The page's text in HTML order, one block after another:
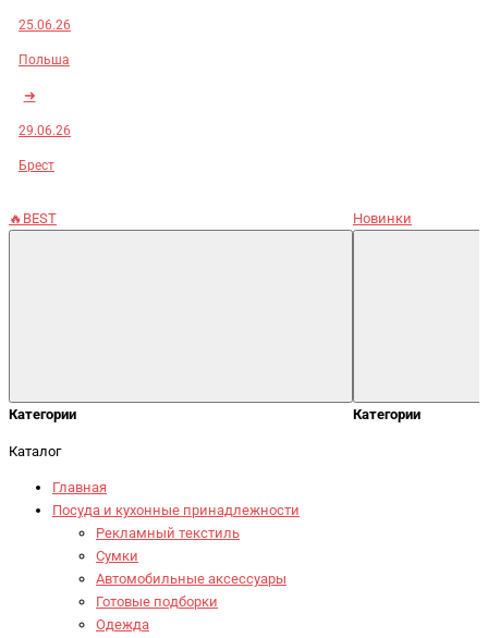
25.06.26
Польша
➜
29.06.26
Брест
🔥BEST
Категории
Новинки
Категории
Каталог
Главная
Посуда и кухонные принадлежности
Рекламный текстиль
Сумки
Автомобильные аксессуары
Готовые подборки
Одежда